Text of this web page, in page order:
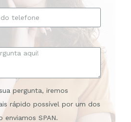
pergunta, iremos
rápido possível por um dos
enviamos SPAN.